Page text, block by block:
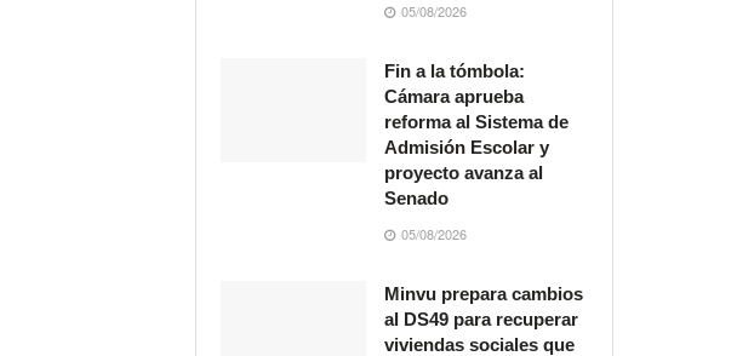
05/08/2026
Fin a la tómbola:
Cámara aprueba
reforma al Sistema de
Admisión Escolar y
proyecto avanza al
Senado
05/08/2026
Minvu prepara cambios
al DS49 para recuperar
viviendas sociales que